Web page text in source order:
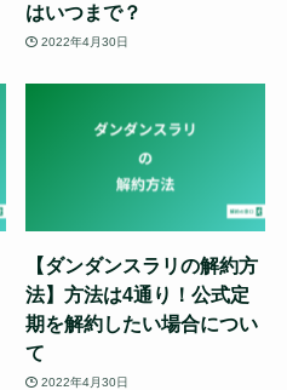
はいつまで？
2022年4月30日
【ダンダンスラリの解約方
法】方法は4通り！公式定
期を解約したい場合につい
て
2022年4月30日